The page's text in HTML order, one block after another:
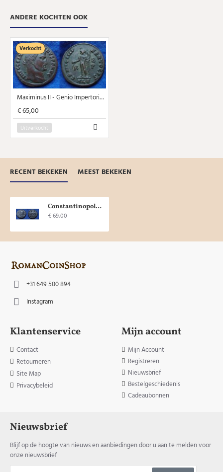
ANDERE KOCHTEN OOK
Verkocht
Maximinus II - Genio Impertoris prachtige munt! (JA1933)
€ 65,00
Uitverkocht
RECENT BEKEKEN MEEST BEKEKEN
Constantinopolis - Remus en Romulus en Wolvin PRACHTIG PORTRET! (N1902)
€ 69,00
+31 649 500 894
Instagram
Klantenservice
Contact
Retourneren
Site Map
Privacybeleid
Mijn account
Mijn Account
Registreren
Nieuwsbrief
Bestelgeschiedenis
Cadeaubonnen
Nieuwsbrief
Blijf op de hoogte van nieuws en aanbiedingen door u aan te melden voor
onze nieuwsbrief